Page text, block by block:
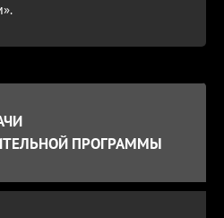
ПРОГРАММЫ